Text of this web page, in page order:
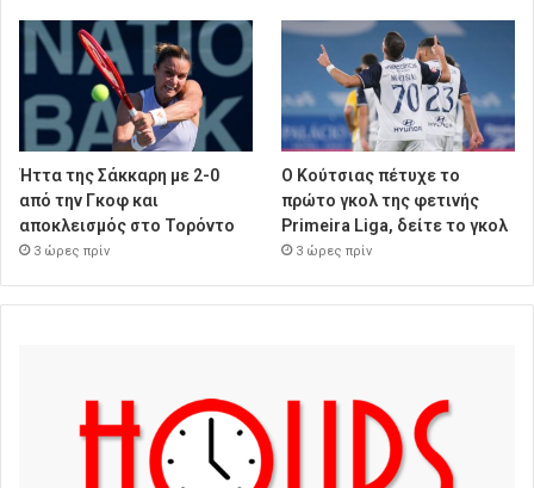
Ήττα της Σάκκαρη με 2-0
από την Γκοφ και
αποκλεισμός στο Τορόντο
3 ώρες πρίν
Ο Κούτσιας πέτυχε το
πρώτο γκολ της φετινής
Primeira Liga, δείτε το γκολ
3 ώρες πρίν